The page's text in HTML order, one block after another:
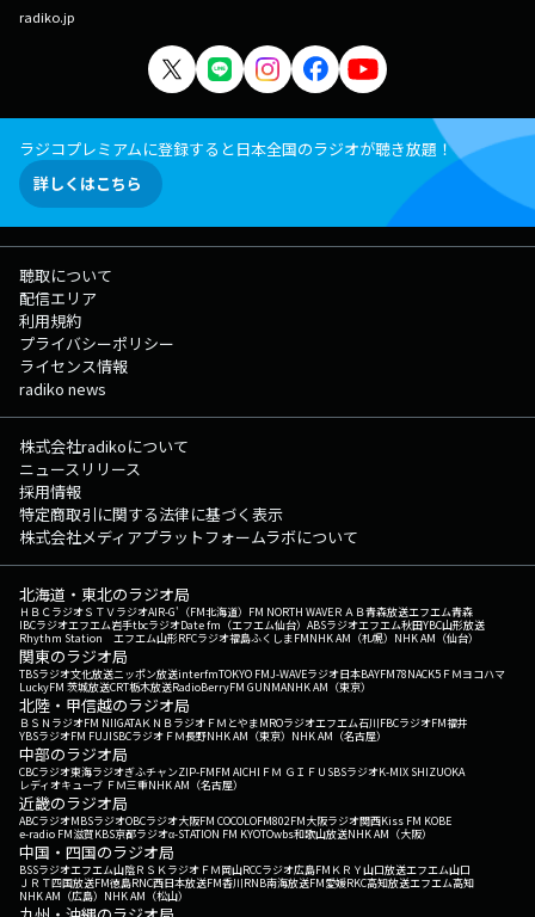
radiko.jp
ラジコプレミアムに登録すると日本全国のラジオが聴き放題！
詳しくはこちら
聴取について
配信エリア
利用規約
プライバシーポリシー
ライセンス情報
radiko news
株式会社radikoについて
ニュースリリース
採用情報
特定商取引に関する法律に基づく表示
株式会社メディアプラットフォームラボについて
北海道・東北のラジオ局
ＨＢＣラジオＳＴＶラジオAIR-G'（FM北海道） FM NORTH WAVEＲＡＢ青森放送エフエム青森
IBCラジオエフエム岩手tbcラジオDate fm（エフエム仙台） ABSラジオエフエム秋田YBC山形放送
Rhythm Station エフエム山形RFCラジオ福島ふくしまFMNHK AM（札幌） NHK AM（仙台）
関東のラジオ局
TBSラジオ文化放送ニッポン放送interfmTOKYO FMJ-WAVEラジオ日本BAYFM78NACK5 ＦＭヨコハマ
LuckyFM 茨城放送CRT栃木放送RadioBerryFM GUNMANHK AM（東京）
北陸・甲信越のラジオ局
ＢＳＮラジオFM NIIGATAＫＮＢラジオ ＦＭとやまMROラジオエフエム石川FBCラジオFM福井
YBSラジオFM FUJISBCラジオ ＦＭ長野NHK AM（東京） NHK AM（名古屋）
中部のラジオ局
CBCラジオ東海ラジオぎふチャンZIP-FMFM AICHI ＦＭ ＧＩＦＵ SBSラジオK-MIX SHIZUOKA
レディオキューブ ＦＭ三重NHK AM（名古屋）
近畿のラジオ局
ABCラジオMBSラジオOBCラジオ大阪FM COCOLOFM802FM大阪ラジオ関西Kiss FM KOBE
e-radio FM滋賀KBS京都ラジオα-STATION FM KYOTOwbs和歌山放送NHK AM（大阪）
中国・四国のラジオ局
BSSラジオエフエム山陰ＲＳＫラジオ ＦＭ岡山RCCラジオ広島FM ＫＲＹ山口放送エフエム山口
ＪＲＴ四国放送FM徳島RNC西日本放送FM香川RNB南海放送FM愛媛RKC高知放送エフエム高知
NHK AM（広島） NHK AM（松山）